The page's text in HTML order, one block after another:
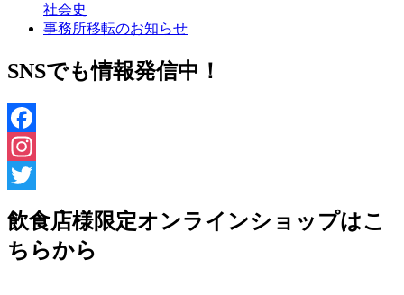
社会史
事務所移転のお知らせ
SNSでも情報発信中！
Facebook
Instagram
飲食店様限定オンラインショップはこ
ちらから